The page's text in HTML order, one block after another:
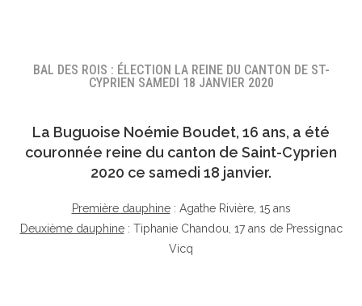
BAL DES ROIS : ÉLECTION LA REINE DU CANTON DE ST-
CYPRIEN SAMEDI 18 JANVIER 2020
La Buguoise Noémie Boudet, 16 ans, a été
couronnée reine du canton de Saint-Cyprien
2020 ce samedi 18 janvier.
Première dauphine: Agathe Rivière, 15 ans
Deuxième dauphine: Tiphanie Chandou, 17 ans de Pressignac
Vicq